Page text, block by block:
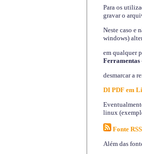
Para os
gravar o
Neste caso e
windows)
em qualquer
Ferramentas
desmarcar a
DI PDF em
linux
Fonte RSS
Além das